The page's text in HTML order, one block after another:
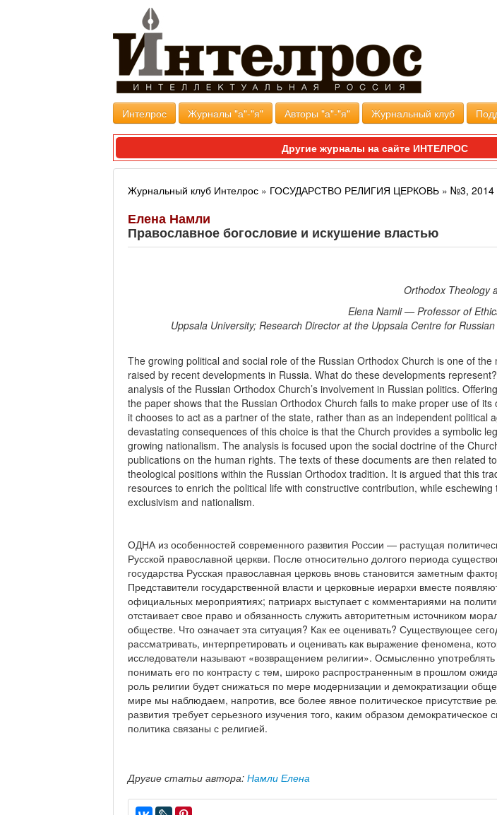
Интелрос Журналы "а"-"я" Авторы "а"-"я" Журнальный клуб
Другие журналы на сайте ИНТЕЛРОС
Журнальный клуб Интелрос » ГОСУДАРСТВО РЕЛИГИЯ ЦЕРКОВЬ » №3, 2014
Елена Намли
Православное богословие и искушение властью
Orthodox Theology
Elena Namli — Professor of
Uppsala University; Research Director at the Uppsala Centre for
The growing political and social role of the Russian Orthodox Church is one of the
raised by recent developments in Russia. What do these developments
analysis of the Russian Orthodox Church’s involvement in Russian politics.
the paper shows that the Russian Orthodox Church fails to make proper use of its
it chooses to act as a partner of the state, rather than as an independent political
devastating consequences of this choice is that the Church provides a symbolic
growing nationalism. The analysis is focused upon the social doctrine of the
publications on the human rights. The texts of these documents are then related
theological positions within the Russian Orthodox tradition. It is argued that this
resources to enrich the political life with constructive contribution, while
exclusivism and nationalism.
ОДНА из особенностей современного развития России — растущая
Русской православной церкви. После относительно долгого периода
государства Русская православная церковь вновь становится заметным
Представители государственной власти и церковные иерархи вместе
официальных мероприятиях; патриарх выступает с комментариями на
отстаивает свое право и обязанность служить авторитетным источником
обществе. Что означает эта ситуация? Как ее оценивать? Существующее
рассматривать, интерпретировать и оценивать как выражение феномена,
исследователи называют «возвращением религии». Осмысленно употреблять
понимать его по контрасту с тем, широко распространенным в прошлом
роль религии будет снижаться по мере модернизации и демократизации
мире мы наблюдаем, напротив, все более явное политическое присутствие
развития требует серьезного изучения того, каким образом демократическое
политика связаны с религией.
Другие статьи автора: Намли Елена